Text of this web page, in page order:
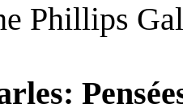
Phillips